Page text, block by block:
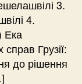
3.
4.
Ека
Грузії:
до рішення